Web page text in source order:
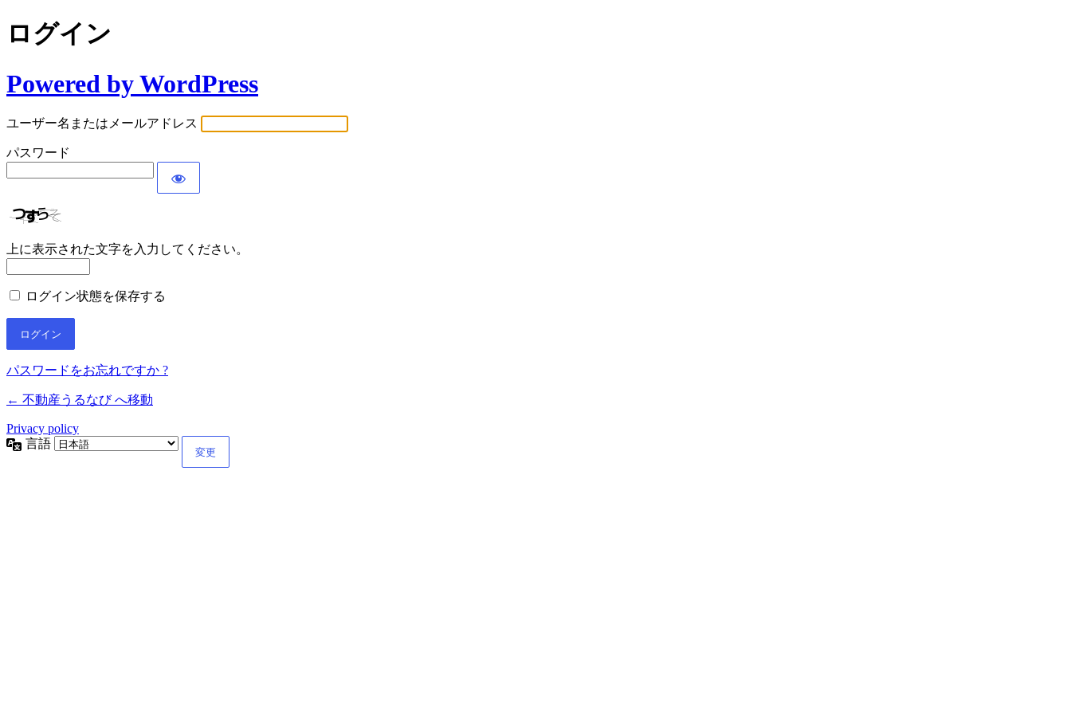
ログイン
Powered by WordPress
ユーザー名またはメールアドレス
パスワード
上に表示された文字を入力してください。
ログイン状態を保存する
パスワードをお忘れですか ?
← 不動産うるなび へ移動
Privacy policy
言語